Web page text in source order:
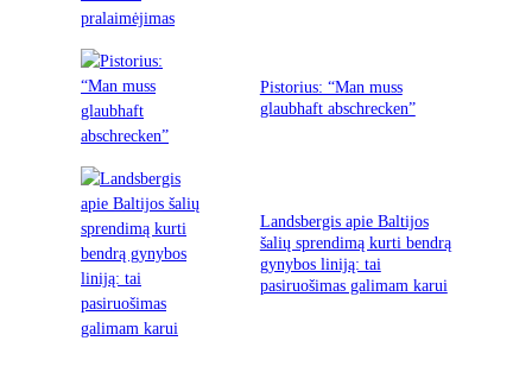
Pistorius: “Man muss
glaubhaft abschrecken”
Landsbergis apie Baltijos
šalių sprendimą kurti bendrą
gynybos liniją: tai
pasiruošimas galimam karui